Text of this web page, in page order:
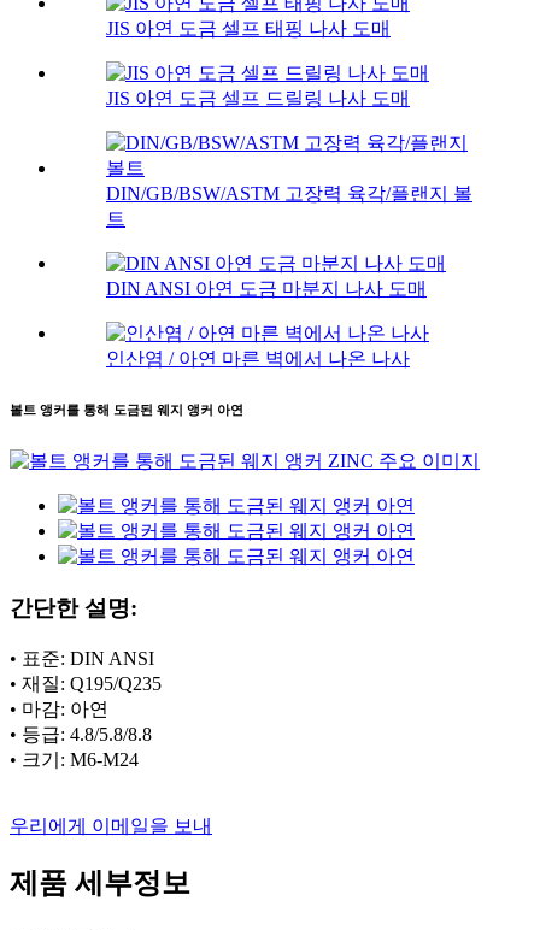
JIS 아연 도금 셀프 태핑 나사 도매
JIS 아연 도금 셀프 드릴링 나사 도매
DIN/GB/BSW/ASTM 고장력 육각/플랜지 볼
트
DIN ANSI 아연 도금 마분지 나사 도매
인산염 / 아연 마른 벽에서 나온 나사
볼트 앵커를 통해 도금된 웨지 앵커 아연
간단한 설명:
• 표준: DIN ANSI
• 재질: Q195/Q235
• 마감: 아연
• 등급: 4.8/5.8/8.8
• 크기: M6-M24
우리에게 이메일을 보내
제품 세부정보